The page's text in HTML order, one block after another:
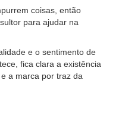
coisas, então
para ajudar na
e o sentimento de
fica clara a existência
a marca por traz da